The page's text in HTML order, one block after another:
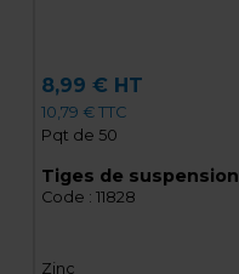
8,99 € HT
10,79 € TTC
Pqt de 50
Tiges de suspension
Code : 11828
Zinc